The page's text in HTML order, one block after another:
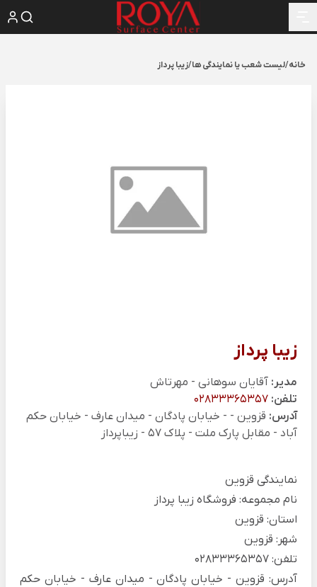
خانه/لیست شعب یا نمایندگی ها/زیبا پرداز
زیبا پرداز
مدیر: آقایان سوهانی - مهرتاش
تلفن: 02833365357
آدرس: قزوین - - خیابان پادگان - میدان عارف - خیابان حکم
آباد - مقابل پارک ملت - پلاک 57 - زیباپرداز
نمایندگی قزوین
نام مجموعه: فروشگاه زیبا پرداز
استان: قزوین
شهر: قزوین
تلفن: 02833365357
آدرس: قزوین - خیابان پادگان - میدان عارف - خیابان حکم